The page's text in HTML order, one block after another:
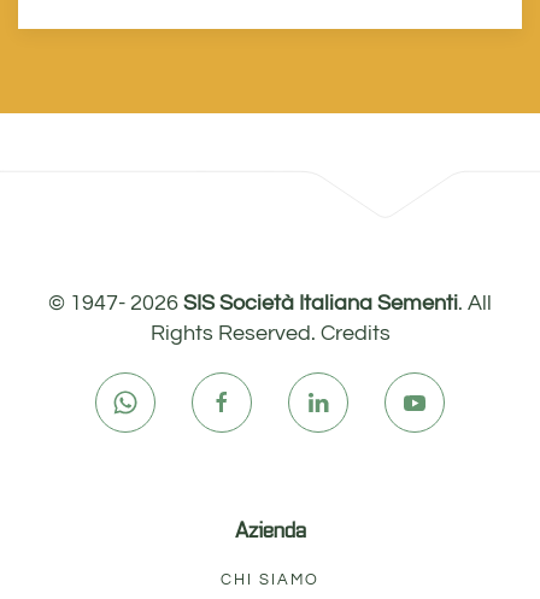
© 1947- 2026 SIS Società Italiana Sementi. All
Rights Reserved. Credits
Azienda
CHI SIAMO